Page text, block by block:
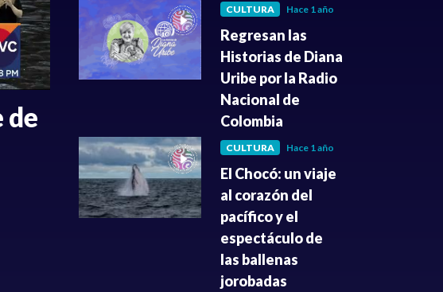
de
CULTURA Hace 1 año
Regresan las
Historias de Diana
Uribe por la Radio
Nacional de
Colombia
CULTURA Hace 1 año
El Chocó: un viaje
al corazón del
pacífico y el
espectáculo de
las ballenas
jorobadas